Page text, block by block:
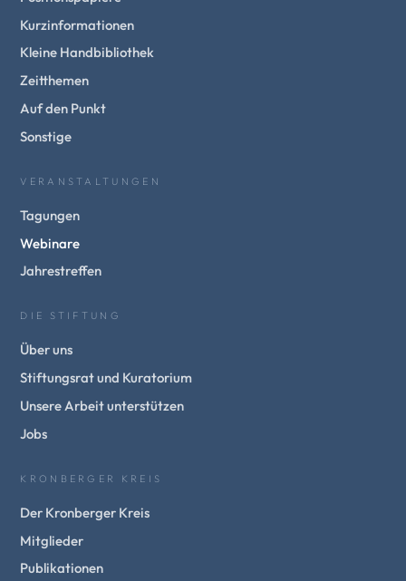
Kurzinformationen
Kleine Handbibliothek
Zeitthemen
Auf den Punkt
Sonstige
VERANSTALTUNGEN
Tagungen
Webinare
Jahrestreffen
DIE STIFTUNG
Über uns
Stiftungsrat und Kuratorium
Unsere Arbeit unterstützen
Jobs
KRONBERGER KREIS
Der Kronberger Kreis
Mitglieder
Publikationen